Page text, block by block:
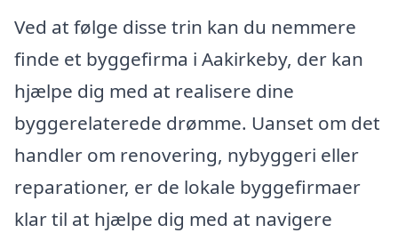
Ved at følge disse trin kan du nemmere
finde et byggefirma i Aakirkeby, der kan
hjælpe dig med at realisere dine
byggerelaterede drømme. Uanset om det
handler om renovering, nybyggeri eller
reparationer, er de lokale byggefirmaer
klar til at hjælpe dig med at navigere